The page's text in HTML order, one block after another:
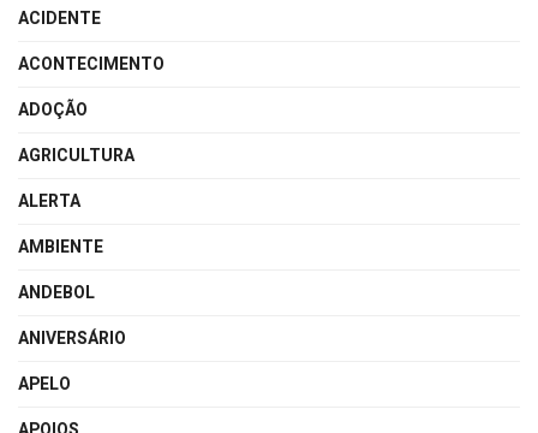
ACIDENTE
ACONTECIMENTO
ADOÇÃO
AGRICULTURA
ALERTA
AMBIENTE
ANDEBOL
ANIVERSÁRIO
APELO